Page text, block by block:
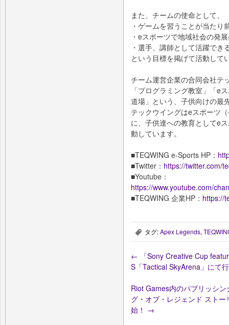
また、チームの使命として、
・ゲームを習うことが当たり
・eスポーツで地域社会の発
・選手、講師として活躍で
という目標を掲げて活動して
チーム運営企業の合同会社テ
「プログラミング教室」「e
道場」という、子供向けの最
テックウイングはeスポーツ
に、子供達への教育としてe
動しています。
■TEQWING e-Sports HP：
■Twitter： https://twitter.com/
■Youtube：
https://www.youtube.com/
■TEQWING 企業HP： https://
, タグ:Apex Legends,
← 「Sony Creative Cup
S「Tactical SkyArena」にて
Riot Games内のパブリッシ
グ・オブ・レジェンド スト
始！ →